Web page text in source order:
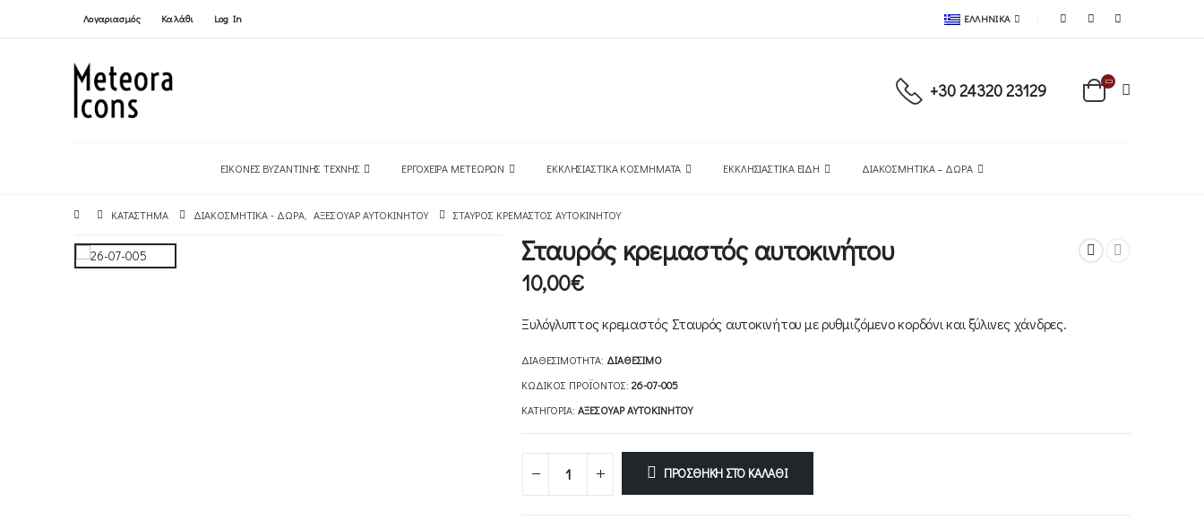
Λογαριασμός Καλάθι Log In ΕΛΛΗΝΙΚΆ
+30 24320 23129
ΕΙΚΌΝΕΣ ΒΥΖΑΝΤΙΝΉΣ ΤΈΧΝΗΣ ΕΡΓΌΧΕΙΡΑ ΜΕΤΕΏΡΩΝ ΕΚΚΛΗΣΙΑΣΤΙΚΆ ΚΟΣΜΉΜΑΤΑ ΕΚΚΛΗΣΙΑΣΤΙΚΆ ΕΊΔΗ ΔΙΑΚΟΣΜΗΤΙΚΆ – ΔΏΡΑ
ΚΑΤΆΣΤΗΜΑ ΔΙΑΚΟΣΜΗΤΙΚΆ - ΔΏΡΑ ΑΞΕΣΟΥΆΡ ΑΥΤΟΚΙΝΉΤΟΥ ΣΤΑΥΡΌΣ ΚΡΕΜΑΣΤΌΣ ΑΥΤΟΚΙΝΉΤΟΥ
Σταυρός κρεμαστός αυτοκινήτου
10,00€
Ξυλόγλυπτος κρεμαστός Σταυρός αυτοκινήτου με ρυθμιζόμενο κορδόνι και ξύλινες χάνδρες.
ΔΙΑΘΕΣΙΜΌΤΗΤΑ: ΔΙΑΘΈΣΙΜΟ
ΚΩΔΙΚΌΣ ΠΡΟΪΌΝΤΟΣ: 26-07-005
ΚΑΤΗΓΟΡΊΑ: ΑΞΕΣΟΥΆΡ ΑΥΤΟΚΙΝΉΤΟΥ
ΠΡΟΣΘΉΚΗ ΣΤΟ ΚΑΛΆΘΙ